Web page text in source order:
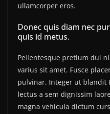
ullamcorper eros.
Donec quis diam nec
quis id metus.
Pellentesque pretium dui
varius sit amet. Fusce
pulvinar. Integer ut blandit
lectus a sem dignissim
magna vehicula dictum